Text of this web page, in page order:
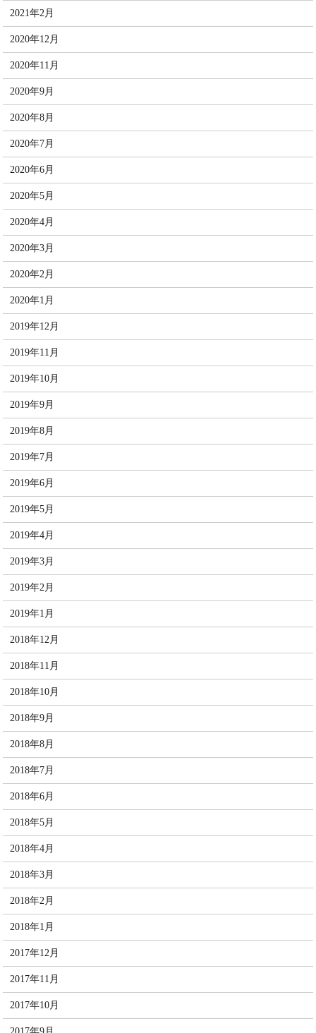
2021年2月
2020年12月
2020年11月
2020年9月
2020年8月
2020年7月
2020年6月
2020年5月
2020年4月
2020年3月
2020年2月
2020年1月
2019年12月
2019年11月
2019年10月
2019年9月
2019年8月
2019年7月
2019年6月
2019年5月
2019年4月
2019年3月
2019年2月
2019年1月
2018年12月
2018年11月
2018年10月
2018年9月
2018年8月
2018年7月
2018年6月
2018年5月
2018年4月
2018年3月
2018年2月
2018年1月
2017年12月
2017年11月
2017年10月